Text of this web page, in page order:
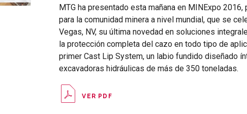
MTG ha presentado esta mañana en MINExpo
para la comunidad minera a nivel mundial, que se
Vegas, NV, su última novedad en soluciones
la protección completa del cazo en todo tipo de
primer Cast Lip System, un labio fundido diseñado
excavadoras hidráulicas de más de 350 toneladas.
VER PDF